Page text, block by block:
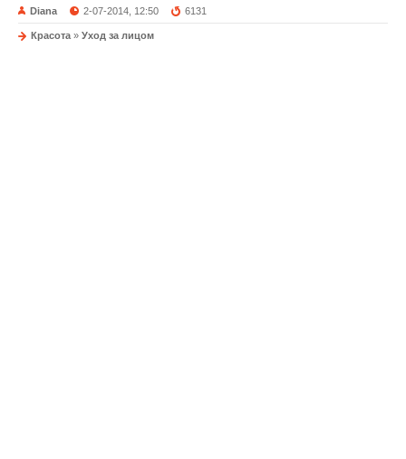
Diana 2-07-2014, 12:50 6131
Красота » Уход за лицом